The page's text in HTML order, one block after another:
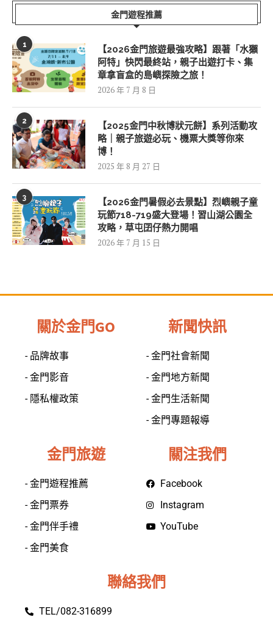
金門遊程推薦
1
【2026金門旅遊最強攻略】跟著「水獺
阿特」快閃最終站，親子出遊打卡、集
章拿盲盒的島嶼探險之旅！
2026 年 7 月 8 日
2
【2025金門中秋博狀元餅】系列活動攻
略｜親子旅遊必玩、機票大獎等你來
博！
2025 年 8 月 27 日
3
【2026金門暑假必去景點】烈嶼親子童
玩節718-719盛大登場！習山湖公園全
攻略，草屯囝仔熱力開唱
2026 年 7 月 15 日
關於金門GO
- 品牌故事
- 金門影音
- 隱私權政策
新聞快訊
- 金門社會新聞
- 金門地方新聞
- 金門生活新聞
- 金門專題報導
金門旅遊
- 金門遊程推薦
- 金門票券
- 金門伴手禮
- 金門美食
關注我們
Facebook
Instagram
YouTube
聯絡我們
TEL/082-316899